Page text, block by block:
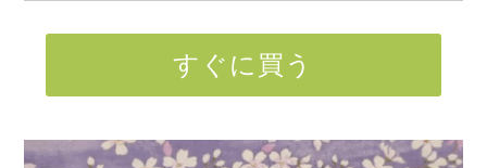
すぐに買う